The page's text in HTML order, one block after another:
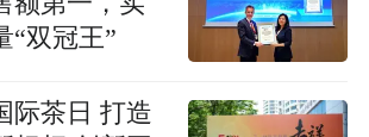
“双冠王”
际茶日 打造